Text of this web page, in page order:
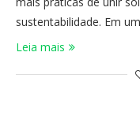
sustentabilidade. Em
Leia mais